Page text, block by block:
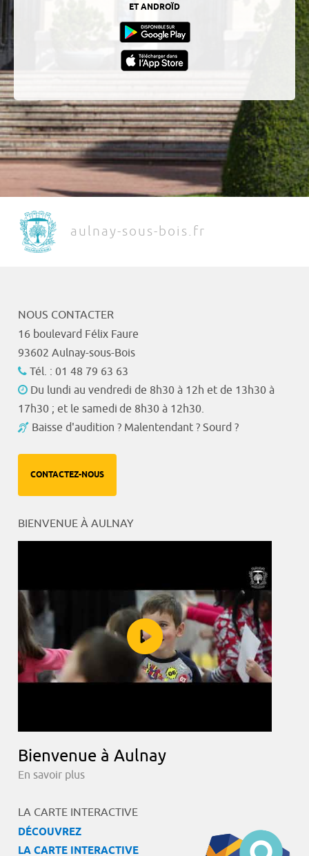
ET ANDROÏD
aulnay-sous-bois.fr
NOUS CONTACTER
16 boulevard Félix Faure
93602 Aulnay-sous-Bois
Tél. : 01 48 79 63 63
Du lundi au vendredi de 8h30 à 12h et de 13h30 à
17h30 ; et le samedi de 8h30 à 12h30.
Baisse d'audition ? Malentendant ? Sourd ?
CONTACTEZ-NOUS
BIENVENUE À AULNAY
Bienvenue à Aulnay
En savoir plus
LA CARTE INTERACTIVE
DÉCOUVREZ
LA CARTE INTERACTIVE